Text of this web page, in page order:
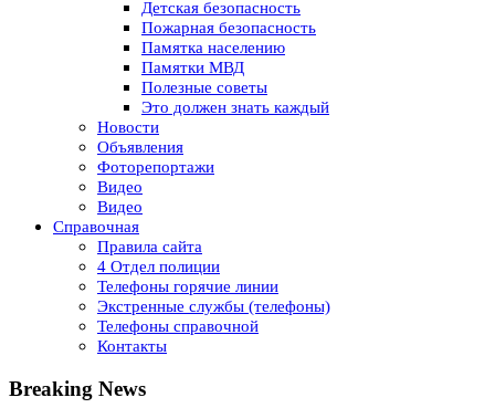
Детская безопасность
Пожарная безопасность
Памятка населению
Памятки МВД
Полезные советы
Это должен знать каждый
Новости
Объявления
Фоторепортажи
Видео
Видео
Справочная
Правила сайта
4 Отдел полиции
Телефоны горячие линии
Экстренные службы (телефоны)
Телефоны справочной
Контакты
Breaking News